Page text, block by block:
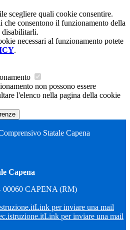
scegliere quali cookie consentire.
che consentono il funzionamento della
disabilitarli.
necessari al funzionamento potete
.
non possono essere
l'elenco nella pagina della cookie
Statale Capena
Capena
00060 CAPENA (RM)
Link per inviare una mail
Link per inviare una mail